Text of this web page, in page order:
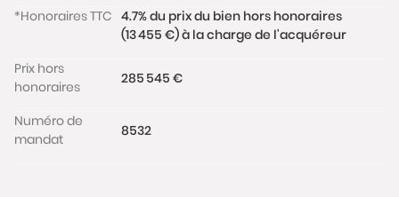
*Honoraires TTC 4.7% du prix du bien hors honoraires
(13 455 €) à la charge de l'acquéreur
Prix hors
honoraires
285 545 €
Numéro de
mandat
8532